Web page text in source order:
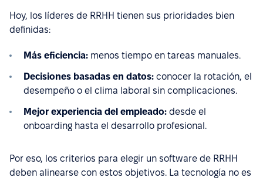
Hoy, los líderes de RRHH tienen sus prioridades bien
definidas:
Más eficiencia: menos tiempo en tareas manuales.
Decisiones basadas en datos: conocer la rotación, el
desempeño o el clima laboral sin complicaciones.
Mejor experiencia del empleado: desde el
onboarding hasta el desarrollo profesional.
Por eso, los criterios para elegir un software de RRHH
deben alinearse con estos objetivos. La tecnología no es